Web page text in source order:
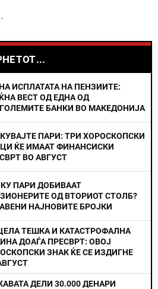
ИСПЛАТАТА НА ПЕНЗИИТЕ:
ВЕСТ ОД ЕДНА ОД
БАНКИ ВО МАКЕДОНИЈА
ПАРИ: ТРИ ХОРОСКОПСКИ
ЌЕ ИМААТ ФИНАНСИСКИ
ВО АВГУСТ
ПАРИ ДОБИВААТ
ОД ВТОРИОТ СТОЛБ?
НАЈНОВИТЕ БРОЈКИ
ТЕШКА И КАТАСТРОФАЛНА
ДОАЃА ПРЕСВРТ: ОВОЈ
ЗНАК ЌЕ СЕ ИЗДИГНЕ
ДЕЛИ 30.000 ДЕНАРИ